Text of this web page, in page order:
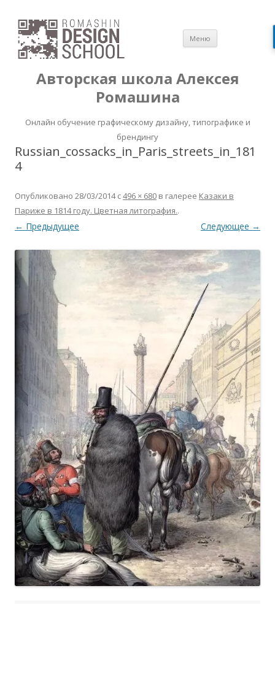
Авторская школа Алексея
Ромашина
Онлайн обучение графическому дизайну, типографике и
брендингу
Меню
содержимому
Russian_cossacks_in_Paris_streets_in_181
4
Опубликовано 28/03/2014с496 × 680 в галерее Казаки в
Париже в 1814 году. Цветная литография..
← Предыдущее Следующее →